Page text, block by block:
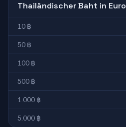
Thailändischer Baht in Euro
10 ฿
50 ฿
100 ฿
500 ฿
1.000 ฿
5.000 ฿